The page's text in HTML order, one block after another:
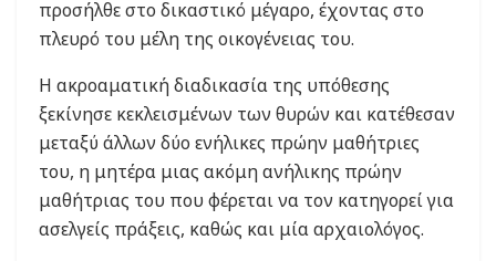
προσήλθε στο δικαστικό μέγαρο, έχοντας στο
πλευρό του μέλη της οικογένειας του.
Η ακροαματική διαδικασία της υπόθεσης
ξεκίνησε κεκλεισμένων των θυρών και κατέθεσαν
μεταξύ άλλων δύο ενήλικες πρώην μαθήτριες
του, η μητέρα μιας ακόμη ανήλικης πρώην
μαθήτριας του που φέρεται να τον κατηγορεί για
ασελγείς πράξεις, καθώς και μία αρχαιολόγος.